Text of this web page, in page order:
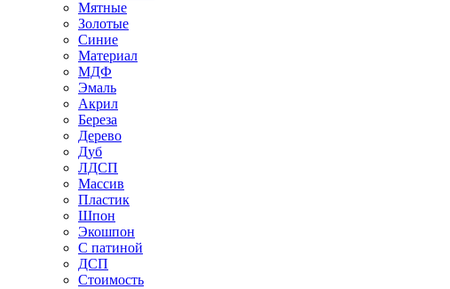
Мятные
Золотые
Синие
Материал
МДФ
Эмаль
Акрил
Береза
Дерево
Дуб
ЛДСП
Массив
Пластик
Шпон
Экошпон
С патиной
ДСП
Стоимость